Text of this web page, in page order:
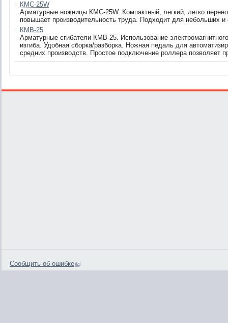
КМС-25W
Арматурные ножницы КМС-25W. Компактный, легкий, легко
повышает производительность труда. Подходит для небольших
КМB-25
Арматурные сгибатели КМB-25. Использование
изгиба. Удобная сборка/разборка. Ножная педаль для
средних производств. Простое подключение роллера позволяет
Сообщить об ошибке